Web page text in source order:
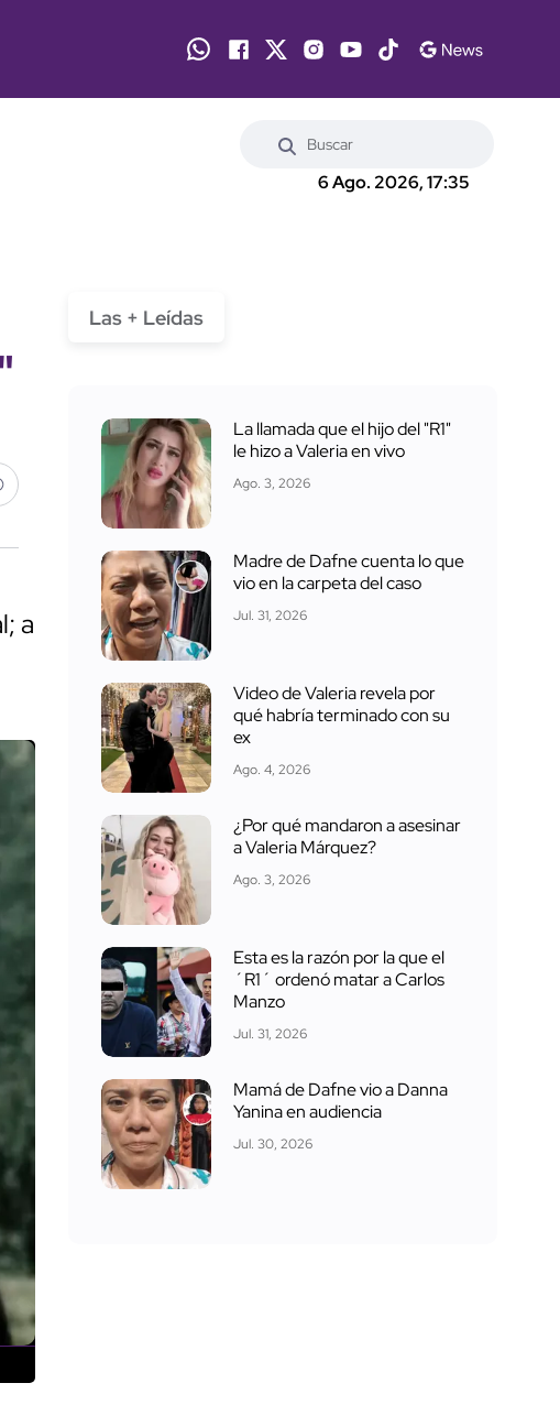
6 Ago. 2026, 17:35
a
Las + Leídas
La llamada que el hijo del "R1"
le hizo a Valeria en vivo
Ago. 3, 2026
Madre de Dafne cuenta lo que
vio en la carpeta del caso
Jul. 31, 2026
Video de Valeria revela por
qué habría terminado con su
ex
Ago. 4, 2026
¿Por qué mandaron a asesinar
a Valeria Márquez?
Ago. 3, 2026
Esta es la razón por la que el
´R1´ ordenó matar a Carlos
Manzo
Jul. 31, 2026
Mamá de Dafne vio a Danna
Yanina en audiencia
Jul. 30, 2026